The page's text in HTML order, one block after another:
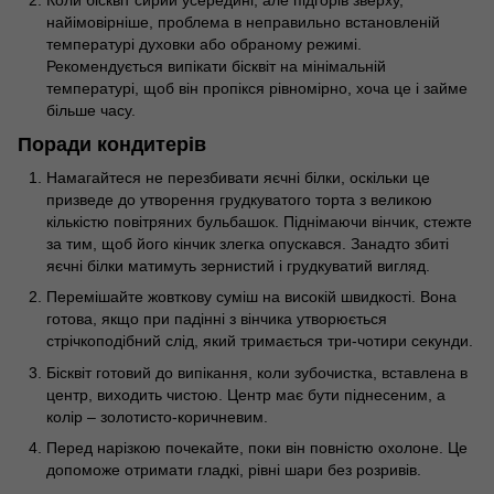
найімовірніше, проблема в неправильно встановленій
температурі духовки або обраному режимі.
Рекомендується випікати бісквіт на мінімальній
температурі, щоб він пропікся рівномірно, хоча це і займе
більше часу.
Поради кондитерів
Намагайтеся не перезбивати яєчні білки, оскільки це
призведе до утворення грудкуватого торта з великою
кількістю повітряних бульбашок. Піднімаючи вінчик, стежте
за тим, щоб його кінчик злегка опускався. Занадто збиті
яєчні білки матимуть зернистий і грудкуватий вигляд.
Перемішайте жовткову суміш на високій швидкості. Вона
готова, якщо при падінні з вінчика утворюється
стрічкоподібний слід, який тримається три-чотири секунди.
Бісквіт готовий до випікання, коли зубочистка, вставлена в
центр, виходить чистою. Центр має бути піднесеним, а
колір – золотисто-коричневим.
Перед нарізкою почекайте, поки він повністю охолоне. Це
допоможе отримати гладкі, рівні шари без розривів.